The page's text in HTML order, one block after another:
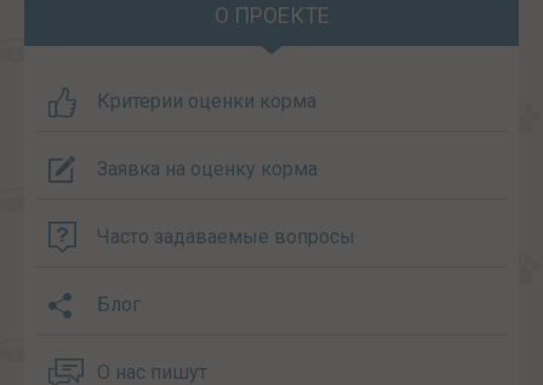
О ПРОЕКТЕ
Критерии оценки корма
Заявка на оценку корма
Часто задаваемые вопросы
Блог
О нас пишут